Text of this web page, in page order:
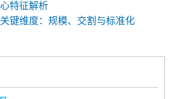
特征解析
键维度：规模、交割与标准化